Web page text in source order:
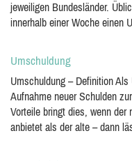
jeweiligen Bundesländer.
innerhalb einer Woche einen
Umschuldung
Umschuldung – Definition
Aufnahme neuer Schulden
Vorteile bringt dies, wenn der
anbietet als der alte – dann